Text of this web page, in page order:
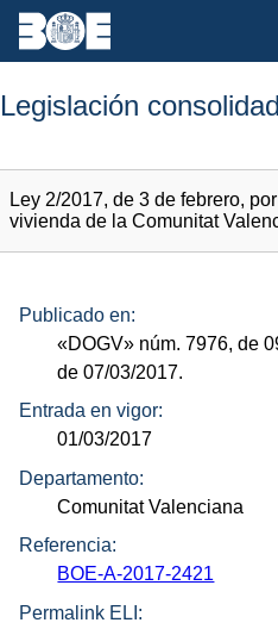
Legislación
Ley 2/2017, de 3 de febrero,
vivienda de la Comunitat
Publicado en:
«DOGV» núm. 7976, de
de 07/03/2017.
Entrada en vigor:
01/03/2017
Departamento:
Comunitat Valenciana
Referencia:
BOE-A-2017-2421
Permalink ELI: